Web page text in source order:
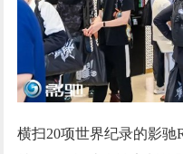
横扫20项世界纪录的影驰